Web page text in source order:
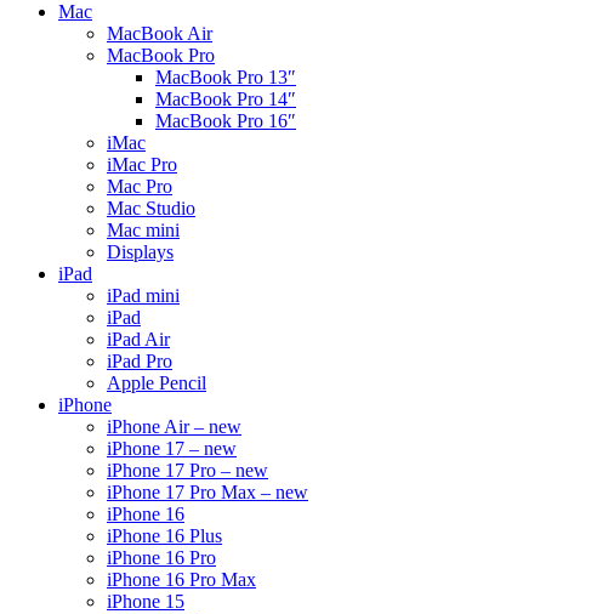
Mac
MacBook Air
MacBook Pro
MacBook Pro 13″
MacBook Pro 14″
MacBook Pro 16″
iMac
iMac Pro
Mac Pro
Mac Studio
Mac mini
Displays
iPad
iPad mini
iPad
iPad Air
iPad Pro
Apple Pencil
iPhone
iPhone Air – new
iPhone 17 – new
iPhone 17 Pro – new
iPhone 17 Pro Max – new
iPhone 16
iPhone 16 Plus
iPhone 16 Pro
iPhone 16 Pro Max
iPhone 15